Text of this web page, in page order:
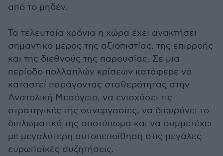
από το μηδέν.
Τα τελευταία χρόνια η χώρα έχει ανακτήσει
σημαντικό μέρος της αξιοπιστίας, της επιρροής
και της διεθνούς της παρουσίας. Σε μια
περίοδο πολλαπλών κρίσεων κατάφερε να
καταστεί παράγοντας σταθερότητας στην
Ανατολική Μεσόγειο, να ενισχύσει τις
στρατηγικές της συνεργασίες, να διευρύνει το
διπλωματικό της αποτύπωμα και να συμμετέχει
με μεγαλύτερη αυτοπεποίθηση στις μεγάλες
ευρωπαϊκές συζητήσεις.